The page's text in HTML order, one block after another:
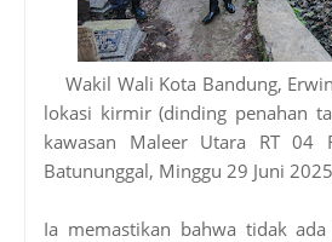
Wakil Wali Kota Bandung,
lokasi kirmir (dinding penahan
kawasan Maleer Utara RT 04
Batununggal, Minggu 29 Juni
Ia memastikan bahwa tidak